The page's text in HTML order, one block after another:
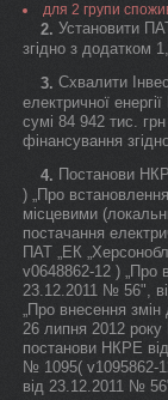
для 2 групи
2. Установити
згідно з додатком
3. Схвалити
електричної
сумі 84 942 тис.
фінансування
4. Постанови
) „Про
місцевими
постачання
ПАТ „ЕК
v0648862-12 ) „Про
23.12.2011 № 56",
„Про внесення
26 липня 2012
постанови НКРЕ
№ 1095( v1095862-
від 23.12.2011 №